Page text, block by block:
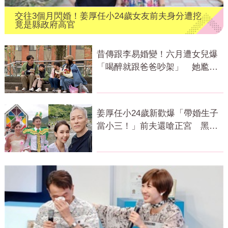
交往3個月閃婚！姜厚任小24歲女友前夫身分遭挖
竟是縣政府高官
昔傳跟李易婚變！六月遭女兒爆
「喝醉就跟爸爸吵架」 她尷尬
姜厚任小24歲新歡爆「帶婚生子
當小三！」前夫還嗆正宮 黑歷